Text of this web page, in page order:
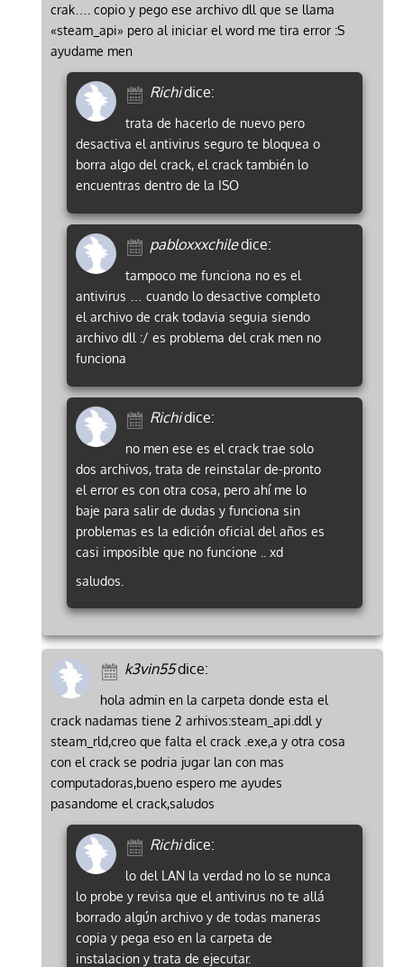
crak…. copio y pego ese archivo dll que se llama
«steam_api» pero al iniciar el word me tira error :S
ayudame men
Richidice:
trata de hacerlo de nuevo pero
desactiva el antivirus seguro te bloquea o
borra algo del crack, el crack también lo
encuentras dentro de la ISO
pabloxxxchiledice:
tampoco me funciona no es el
antivirus … cuando lo desactive completo
el archivo de crak todavia seguia siendo
archivo dll :/ es problema del crak men no
funciona
Richidice:
no men ese es el crack trae solo
dos archivos, trata de reinstalar de-pronto
el error es con otra cosa, pero ahí me lo
baje para salir de dudas y funciona sin
problemas es la edición oficial del años es
casi imposible que no funcione .. xd
saludos.
k3vin55dice:
hola admin en la carpeta donde esta el
crack nadamas tiene 2 arhivos:steam_api.ddl y
steam_rld,creo que falta el crack .exe,a y otra cosa
con el crack se podria jugar lan con mas
computadoras,bueno espero me ayudes
pasandome el crack,saludos
Richidice:
lo del LAN la verdad no lo se nunca
lo probe y revisa que el antivirus no te allá
borrado algún archivo y de todas maneras
copia y pega eso en la carpeta de
instalacion y trata de ejecutar.